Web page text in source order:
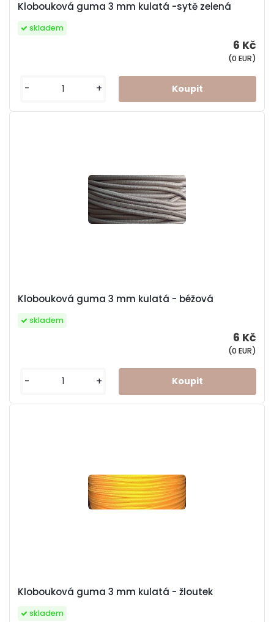
Klobouková guma 3 mm kulatá -sytě zelená
6 Kč
(0 EUR)
skladem
- +
Klobouková guma 3 mm kulatá - béžová
6 Kč
(0 EUR)
skladem
- +
Klobouková guma 3 mm kulatá - žloutek
skladem